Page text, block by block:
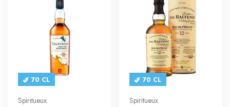
70 CL
Spiritueux
70 CL
Spiritueux